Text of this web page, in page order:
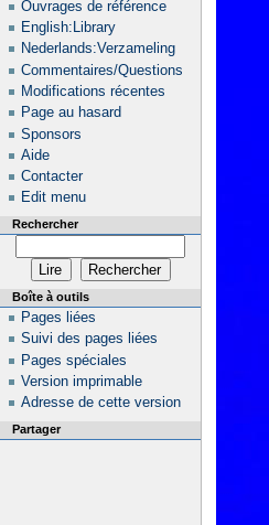
Ouvrages de référence
English:Library
Nederlands:Verzameling
Commentaires/Questions
Modifications récentes
Page au hasard
Sponsors
Aide
Contacter
Edit menu
Rechercher
Boîte à outils
Pages liées
Suivi des pages liées
Pages spéciales
Version imprimable
Adresse de cette version
Partager